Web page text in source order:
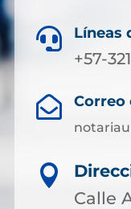
 Líneas
+57-
 Correo

Calle